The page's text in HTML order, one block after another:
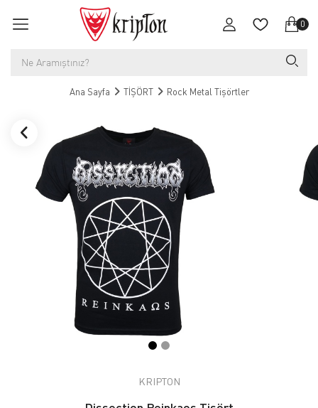
0
Ana Sayfa TİŞÖRT Rock Metal Tişörtler
KRIPTON